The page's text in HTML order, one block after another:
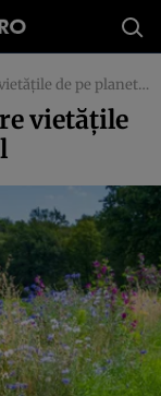
pe planetă trăiesc în sol
vietățile